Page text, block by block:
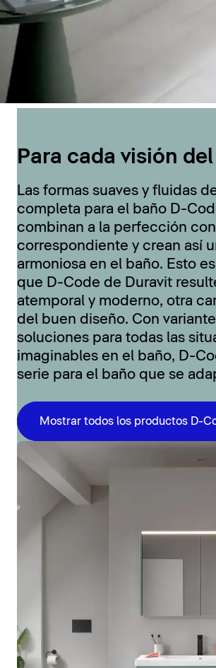
Para cada visión
Las formas suaves y fluidas
completa para el baño D-
combinan a la perfección
correspondiente y crean así
armoniosa en el baño. Esto
que D-Code de Duravit
atemporal y moderno, otra
del buen diseño. Con
soluciones para todas las
imaginables en el baño, D-
serie para el baño que se
Mostrar todos los productos D-